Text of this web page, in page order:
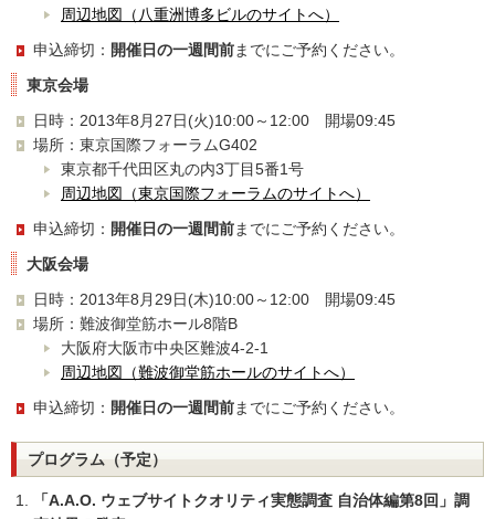
周辺地図（八重洲博多ビルのサイトへ）
申込締切： 開催日の一週間前までにご予約ください。
東京会場
日時：2013年8月27日(火)10:00～12:00 開場09:45
場所：東京国際フォーラムG402
東京都千代田区丸の内3丁目5番1号
周辺地図（東京国際フォーラムのサイトへ）
申込締切： 開催日の一週間前までにご予約ください。
大阪会場
日時：2013年8月29日(木)10:00～12:00 開場09:45
場所：難波御堂筋ホール8階B
大阪府大阪市中央区難波4-2-1
周辺地図（難波御堂筋ホールのサイトへ）
申込締切： 開催日の一週間前までにご予約ください。
プログラム（予定）
「A.A.O. ウェブサイトクオリティ実態調査 自治体編第8回」調